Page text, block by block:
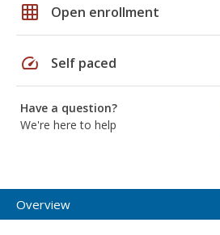
grid_on Open enrollment
speed Self paced
Have a question?
We're here to help
Overview